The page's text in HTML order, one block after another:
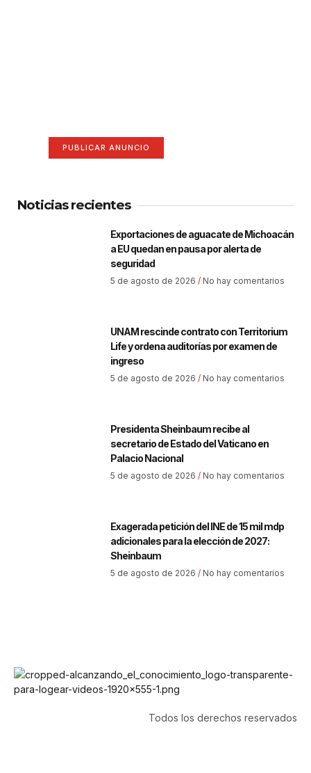
PUBLICAR ANUNCIO
Noticias recientes
Exportaciones de aguacate de Michoacán
a EU quedan en pausa por alerta de
seguridad
5 de agosto de 2026 No hay comentarios
UNAM rescinde contrato con Territorium
Life y ordena auditorías por examen de
ingreso
5 de agosto de 2026 No hay comentarios
Presidenta Sheinbaum recibe al
secretario de Estado del Vaticano en
Palacio Nacional
5 de agosto de 2026 No hay comentarios
Exagerada petición del INE de 15 mil mdp
adicionales para la elección de 2027:
Sheinbaum
5 de agosto de 2026 No hay comentarios
Todos los derechos reservados